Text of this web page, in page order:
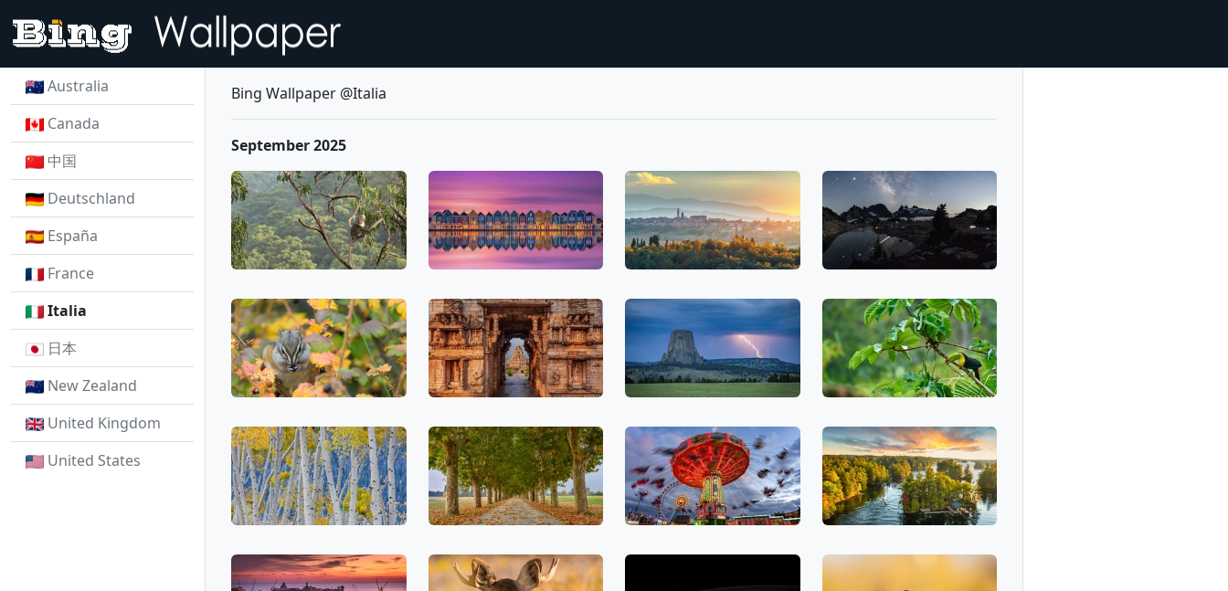
Australia
Canada
中国
Deutschland
España
France
Italia
日本
New Zealand
United Kingdom
United States
Bing Wallpaper @Italia
September 2025